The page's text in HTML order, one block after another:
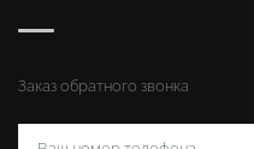
Заказ обратного звонка